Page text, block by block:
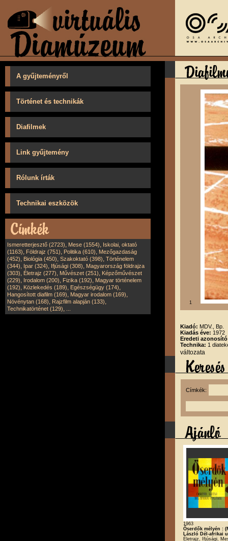
A gyűjteményről
Történet és technikák
Diafilmek
Link gyűjtemény
Rólunk írták
Technikai eszközök
Ismeretterjesztő (2723), Mese (1554), Iskolai, oktató
(1163), Földrajz (751), Politika (610), Mezőgazdaság
(452), Biológia (450), Szakoktató (398), Történelem
(344), Ipar (324), Ifjúsági (308), Magyarország földrajza
(303), Életrajz (277), Művészet (251), Képzőművészet
(229), Irodalom (200), Fizika (192), Magyar történelem
(192), Közlekedés (189), Egészségügy (174),
Hangosított diafilm (169), Magyar irodalom (169),
Növénytan (168), Rajzfilm alapján (133),
Technikatörténet (129),
1
Kiadó: MDV., Bp.
Kiadás éve: 1972
Eredeti
Technika: 1
változata
Címkék:
1963
Őserdők mélyén :
László Dél-afrikai
Életrajz, Ifjúsági,